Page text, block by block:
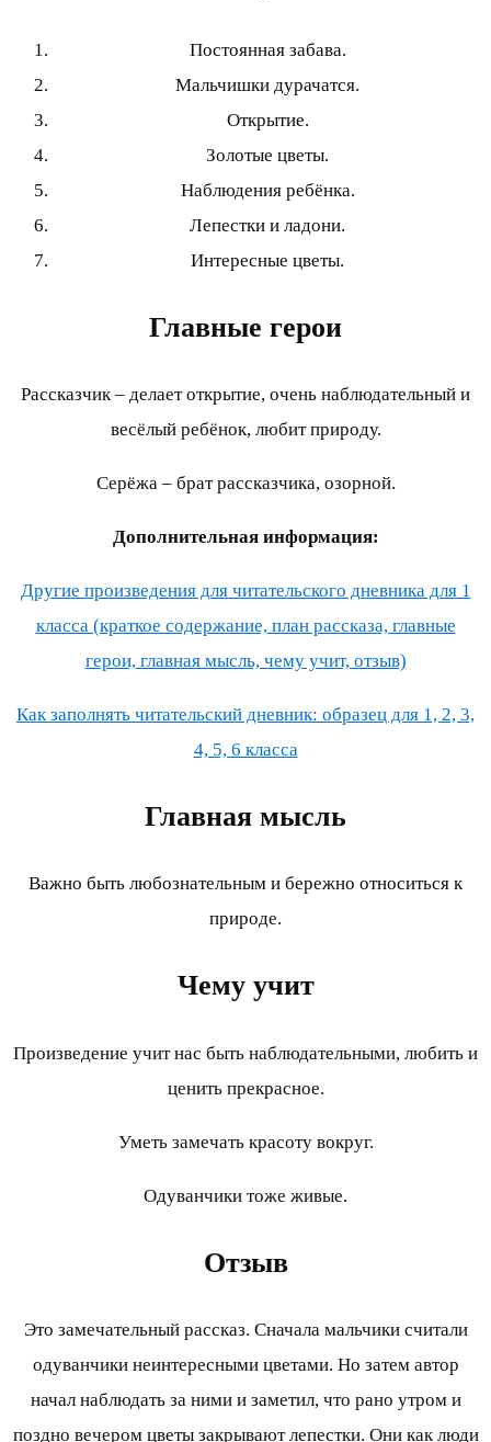
Постоянная забава.
Мальчишки дурачатся.
Открытие.
Золотые цветы.
Наблюдения ребёнка.
Лепестки и ладони.
Интересные цветы.
Главные герои
Рассказчик – делает открытие, очень наблюдательный и
весёлый ребёнок, любит природу.
Серёжа – брат рассказчика, озорной.
Дополнительная информация:
Другие произведения для читательского дневника для 1
класса (краткое содержание, план рассказа, главные
герои, главная мысль, чему учит, отзыв)
Как заполнять читательский дневник: образец для 1, 2, 3,
4, 5, 6 класса
Главная мысль
Важно быть любознательным и бережно относиться к
природе.
Чему учит
Произведение учит нас быть наблюдательными, любить и
ценить прекрасное.
Уметь замечать красоту вокруг.
Одуванчики тоже живые.
Отзыв
Это замечательный рассказ. Сначала мальчики считали
одуванчики неинтересными цветами. Но затем автор
начал наблюдать за ними и заметил, что рано утром и
поздно вечером цветы закрывают лепестки. Они как люди